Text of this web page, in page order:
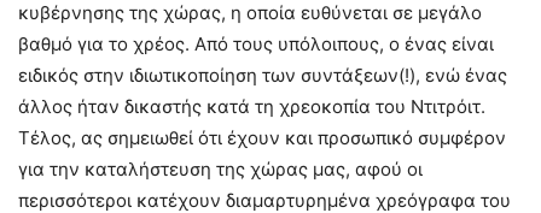
κυβέρνησης της χώρας, η οποία ευθύνεται σε μεγάλο
βαθμό για το χρέος. Από τους υπόλοιπους, ο ένας είναι
ειδικός στην ιδιωτικοποίηση των συντάξεων(!), ενώ ένας
άλλος ήταν δικαστής κατά τη χρεοκοπία του Ντιτρόιτ.
Τέλος, ας σημειωθεί ότι έχουν και προσωπικό συμφέρον
για την καταλήστευση της χώρας μας, αφού οι
περισσότεροι κατέχουν διαμαρτυρημένα χρεόγραφα του